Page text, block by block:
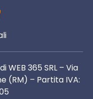
365 SRL – Via
(RM) – Partita IVA: